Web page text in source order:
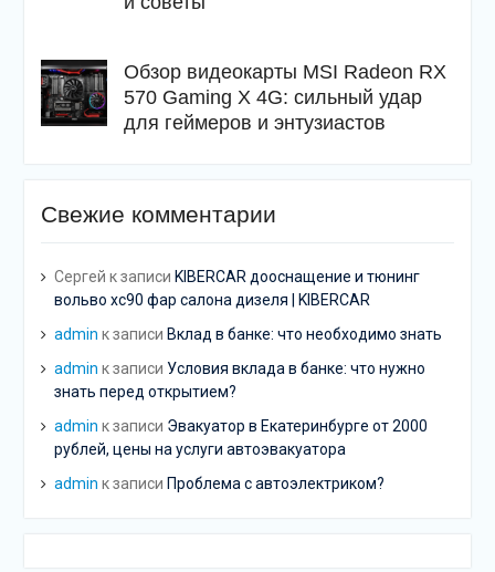
Обзор видеокарты MSI Radeon RX
570 Gaming X 4G: сильный удар
для геймеров и энтузиастов
Свежие комментарии
Сергей к записи KIBERCAR дооснащение и тюнинг
вольво хс90 фар салона дизеля | KIBERCAR
admin к записи Вклад в банке: что необходимо знать
admin к записи Условия вклада в банке: что нужно
знать перед открытием?
admin к записи Эвакуатор в Екатеринбурге от 2000
рублей, цены на услуги автоэвакуатора
admin к записи Проблема с автоэлектриком?